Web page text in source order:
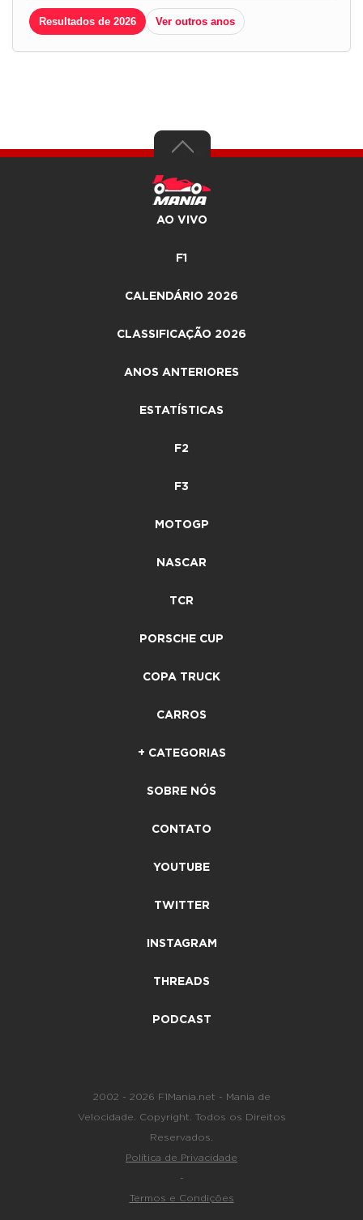
Resultados de 2026 Ver outros anos
AO VIVO
F1
CALENDÁRIO 2026
CLASSIFICAÇÃO 2026
ANOS ANTERIORES
ESTATÍSTICAS
F2
F3
MOTOGP
NASCAR
TCR
PORSCHE CUP
COPA TRUCK
CARROS
+ CATEGORIAS
SOBRE NÓS
CONTATO
YOUTUBE
TWITTER
INSTAGRAM
THREADS
PODCAST
2002 - 2026 F1Mania.net - Mania de
Velocidade. Copyright. Todos os Direitos
Reservados.
Política de Privacidade
-
Termos e Condições